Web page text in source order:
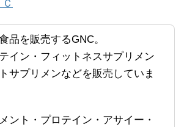
品を販売するGNC。
イン・フィットネスサプリメン
サプリメンなどを販売していま
ント・プロテイン・アサイー・